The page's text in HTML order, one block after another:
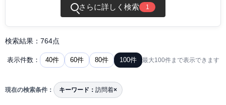
さらに詳しく検索 1
検索結果：764点
表示件数： 40件 60件 80件 100件 最大100件まで表示できます
現在の検索条件： キーワード： 訪問着×